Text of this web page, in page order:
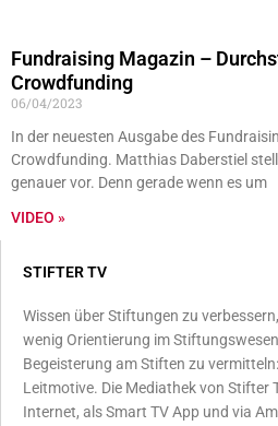
Fundraising Magazin –
Crowdfunding
06/04/2023
In der neuesten Ausgabe des
Crowdfunding. Matthias Daberstiel
genauer vor. Denn gerade wenn es um
VIDEO »
STIFTER TV
Wissen über Stiftungen zu
wenig Orientierung im
Begeisterung am Stiften zu
Leitmotive. Die Mediathek von Stifter
Internet, als Smart TV App und via